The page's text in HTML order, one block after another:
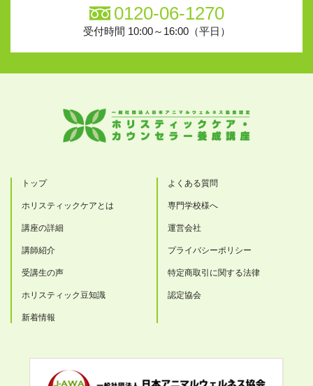
0120-06-1270
受付時間 10:00～16:00（平日）
トップ
ホリスティックケアとは
講座の詳細
講師紹介
受講生の声
ホリスティック豆知識
新着情報
よくある質問
専門学校様へ
運営会社
プライバシーポリシー
特定商取引に関する法律
認定協会